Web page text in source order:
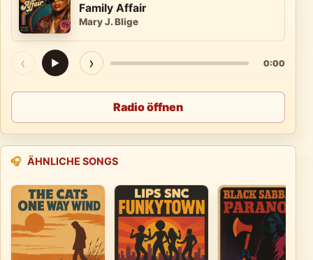
Family Affair
Mary J. Blige
‹ ▶ › 0:00
Radio öffnen
🎧 ÄHNLICHE SONGS